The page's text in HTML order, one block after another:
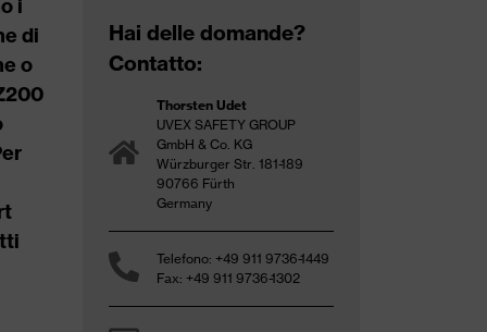
i
di
o
Hai delle domande?
Contatto:
Thorsten Udet
UVEX SAFETY GROUP
GmbH & Co. KG
Würzburger Str. 181-189
90766 Fürth
Germany
Telefono: +49 911 9736-1449
Fax: +49 911 9736-1302